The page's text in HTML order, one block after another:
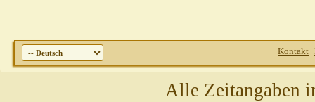
Kontakt
Alle Zeitangaben